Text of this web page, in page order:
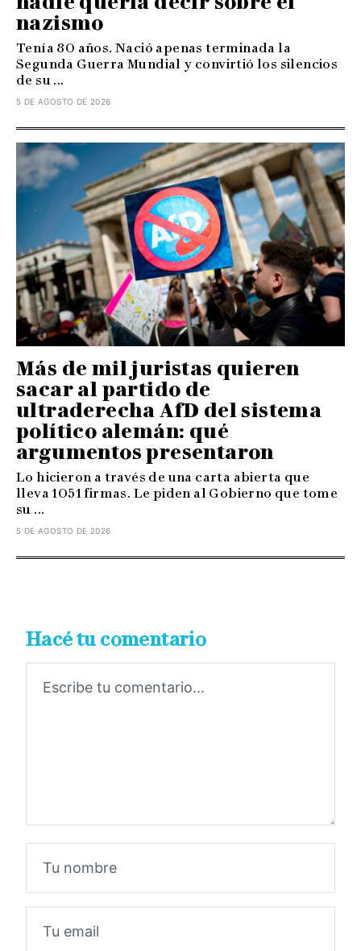
nazismo
Tenía 80 años. Nació apenas terminada la
Segunda Guerra Mundial y convirtió los silencios
de su ...
5 DE AGOSTO DE 2026
Más de mil juristas quieren
sacar al partido de
ultraderecha AfD del sistema
político alemán: qué
argumentos presentaron
Lo hicieron a través de una carta abierta que
lleva 1051 firmas. Le piden al Gobierno que tome
su ...
5 DE AGOSTO DE 2026
Hacé tu comentario